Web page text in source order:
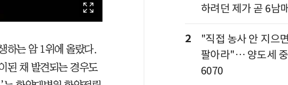
하는 암 1위에 올랐다.
된 채 발견되는 경우도
하려던 제가 곧 6남
2
"직접 농사 안 지으
팔아라"… 양도세
6070